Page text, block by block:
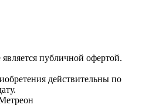
публичной офертой.
действительны по